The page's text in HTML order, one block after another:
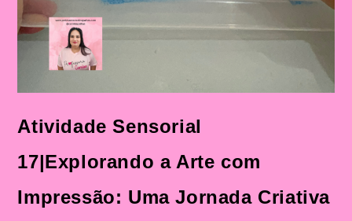
Atividade Sensorial
17|Explorando a Arte com
Impressão: Uma Jornada Criativa